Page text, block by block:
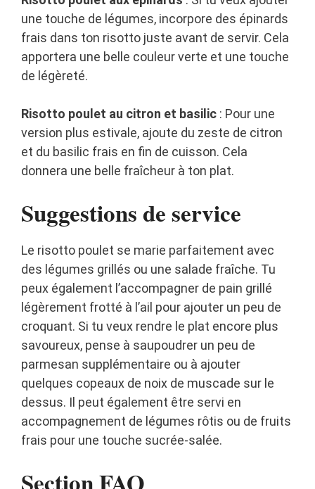
une touche de légumes, incorpore des épinards
frais dans ton risotto juste avant de servir. Cela
apportera une belle couleur verte et une touche
de légèreté.
Risotto poulet au citron et basilic : Pour une
version plus estivale, ajoute du zeste de citron
et du basilic frais en fin de cuisson. Cela
donnera une belle fraîcheur à ton plat.
Suggestions de service
Le risotto poulet se marie parfaitement avec
des légumes grillés ou une salade fraîche. Tu
peux également l’accompagner de pain grillé
légèrement frotté à l’ail pour ajouter un peu de
croquant. Si tu veux rendre le plat encore plus
savoureux, pense à saupoudrer un peu de
parmesan supplémentaire ou à ajouter
quelques copeaux de noix de muscade sur le
dessus. Il peut également être servi en
accompagnement de légumes rôtis ou de fruits
frais pour une touche sucrée-salée.
Section FAQ